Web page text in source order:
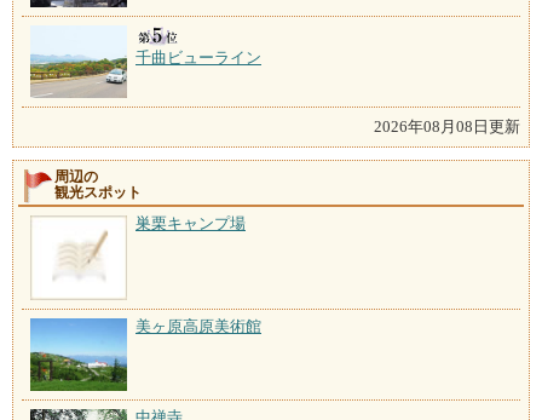
千曲ビューライン
2026年08月08日更新
周辺の
観光スポット
巣栗キャンプ場
美ヶ原高原美術館